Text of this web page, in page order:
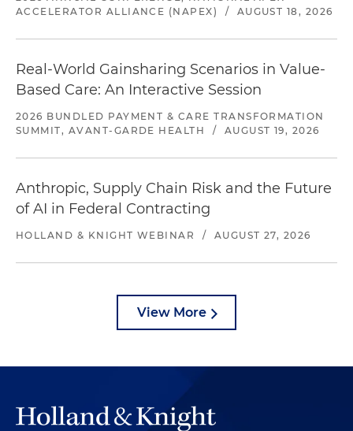
ACCELERATOR ALLIANCE (NAPEX)
/ AUGUST 18, 2026
Real-World Gainsharing Scenarios in Value-
Based Care: An Interactive Session
2026 BUNDLED PAYMENT & CARE TRANSFORMATION
SUMMIT, AVANT-GARDE HEALTH
/ AUGUST 19, 2026
Anthropic, Supply Chain Risk and the Future
of AI in Federal Contracting
HOLLAND & KNIGHT WEBINAR / AUGUST 27, 2026
View More